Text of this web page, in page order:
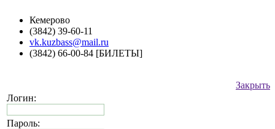
Кемерово
(3842) 39-60-11
vk.kuzbass@mail.ru
(3842) 66-00-84 [БИЛЕТЫ]
Закрыть
Логин:
Пароль: